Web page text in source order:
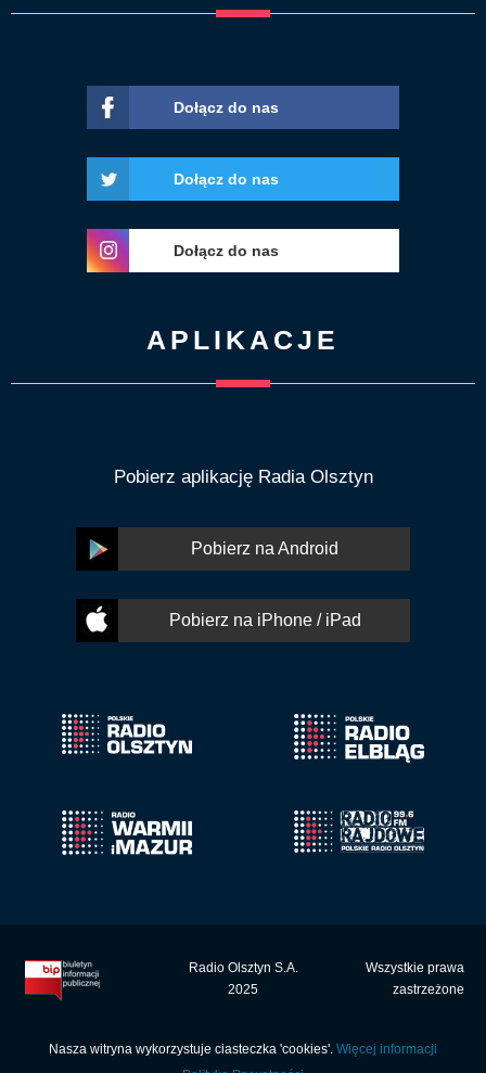
Dołącz do nas
Dołącz do nas
Dołącz do nas
APLIKACJE
Pobierz aplikację Radia Olsztyn
Pobierz na Android
Pobierz na iPhone / iPad
Radio Olsztyn S.A.
2025
Wszystkie prawa
zastrzeżone
Nasza witryna wykorzystuje ciasteczka 'cookies'. Więcej informacji